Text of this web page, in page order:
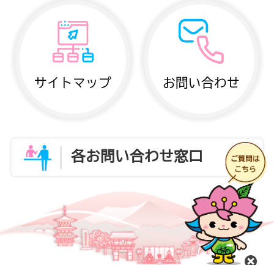
サイトマップ お問い合わせ
各お問い合わせ窓口